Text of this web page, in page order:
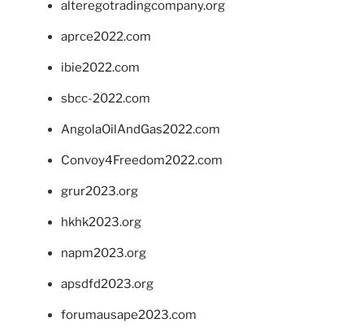
alteregotradingcompany.org
aprce2022.com
ibie2022.com
sbcc-2022.com
AngolaOilAndGas2022.com
Convoy4Freedom2022.com
grur2023.org
hkhk2023.org
napm2023.org
apsdfd2023.org
forumausape2023.com